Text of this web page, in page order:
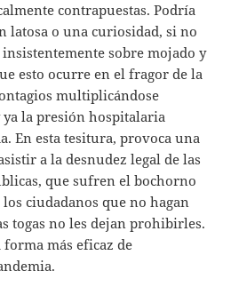
contrapuestas. Podría
latosa o una curiosidad, si no
sobre mojado y
esto ocurre en el fragor de la
multiplicándose
la presión hospitalaria
En esta tesitura, provoca una
a la desnudez legal de las
que sufren el bochorno
ciudadanos que no hagan
togas no les dejan prohibirles.
forma más eficaz de